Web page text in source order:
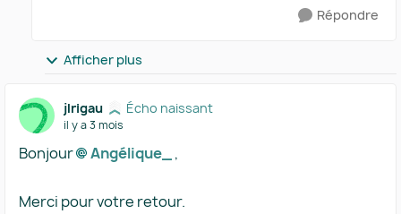
Répondre
Afficher plus
jlrigau Écho naissant
il y a 3 mois
Bonjour Angélique_​ ,
Merci pour votre retour.